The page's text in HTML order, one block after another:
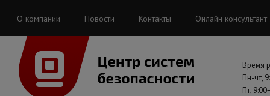
О компании Новости Контакты Онлайн консультант
Время
Пн-чт,
Пт,